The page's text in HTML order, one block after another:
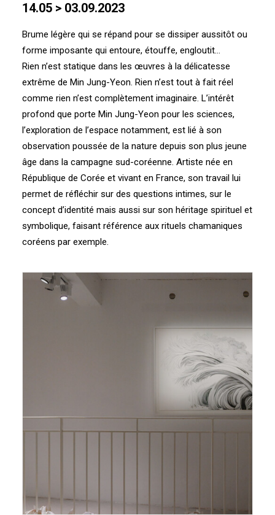
14.05 > 03.09.2023
Brume légère qui se répand pour se dissiper aussitôt ou
forme imposante qui entoure, étouffe, engloutit…
Rien n’est statique dans les œuvres à la délicatesse
extrême de Min Jung-Yeon. Rien n’est tout à fait réel
comme rien n’est complètement imaginaire. L’intérêt
profond que porte Min Jung-Yeon pour les sciences,
l’exploration de l’espace notamment, est lié à son
observation poussée de la nature depuis son plus jeune
âge dans la campagne sud-coréenne. Artiste née en
République de Corée et vivant en France, son travail lui
permet de réfléchir sur des questions intimes, sur le
concept d’identité mais aussi sur son héritage spirituel et
symbolique, faisant référence aux rituels chamaniques
coréens par exemple.